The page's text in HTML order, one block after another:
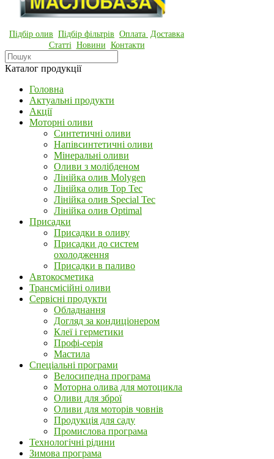
Підбір олив Підбір фільтрів Оплата Доставка
Статті Новини Контакти
Каталог продукції
Головна
Актуальні продукти
Акції
Моторні оливи
Синтетичні оливи
Напівсинтетичні оливи
Мінеральні оливи
Оливи з молібденом
Лінійка олив Molygen
Лінійка олив Top Tec
Лінійка олив Special Tec
Лінійка олив Optimal
Присадки
Присадки в оливу
Присадки до систем
охолодження
Присадки в паливо
Автокосметика
Трансмісійні оливи
Сервісні продукти
Обладнання
Догляд за кондиціонером
Клеї і герметики
Профі-серія
Мастила
Спеціальні програми
Велосипедна програма
Моторна олива для мотоцикла
Оливи для зброї
Оливи для моторів човнів
Продукція для саду
Промислова програма
Технологічні рідини
Зимова програма